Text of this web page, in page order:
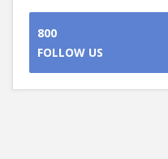
800
FOLLOW US